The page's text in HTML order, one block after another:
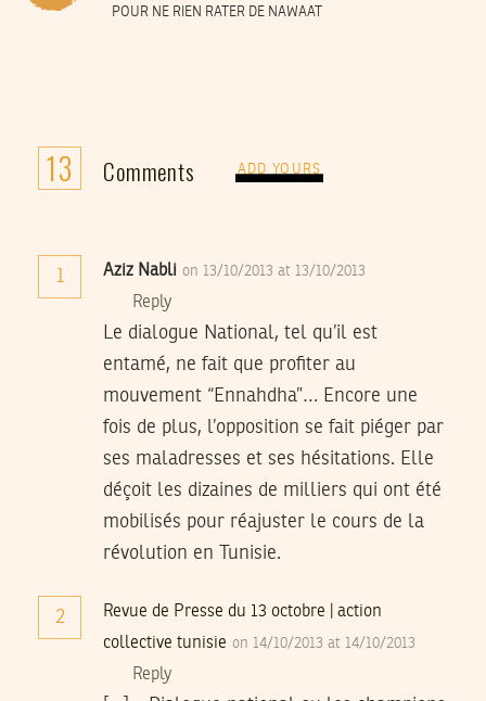
POUR NE RIEN RATER DE NAWAAT
13 Comments ADD YOURS
1 Aziz Nabli on 13/10/2013 at 13/10/2013
Reply
Le dialogue National, tel qu’il est
entamé, ne fait que profiter au
mouvement “Ennahdha”… Encore une
fois de plus, l’opposition se fait piéger par
ses maladresses et ses hésitations. Elle
déçoit les dizaines de milliers qui ont été
mobilisés pour réajuster le cours de la
révolution en Tunisie.
2
Revue de Presse du 13 octobre | action
collective tunisie on 14/10/2013 at 14/10/2013
Reply